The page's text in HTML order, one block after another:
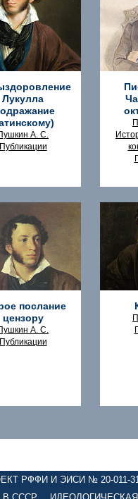
Лукулла
А. С.
Публикации
послание
цензору
А. С.
Публикации
РФФИ И ЭИСИ № 20-011-